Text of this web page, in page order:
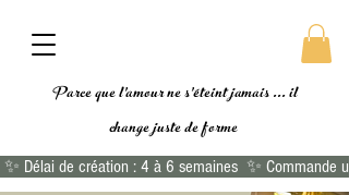
✨ Délai de création : 4 à 6 semaines  ✨
Parce que l'amour ne s'éteint jamais ... il
changejuste de forme